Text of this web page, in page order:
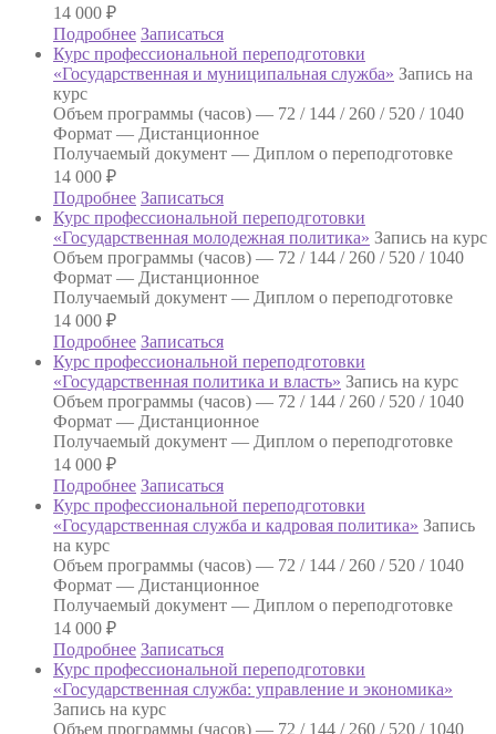
14 000 ₽
Подробнее Записаться
Курс профессиональной переподготовки
«Государственная и муниципальная служба» Запись на
курс
Объем программы (часов) — 72 / 144 / 260 / 520 / 1040
Формат — Дистанционное
Получаемый документ — Диплом о переподготовке
14 000 ₽
Подробнее Записаться
Курс профессиональной переподготовки
«Государственная молодежная политика» Запись на курс
Объем программы (часов) — 72 / 144 / 260 / 520 / 1040
Формат — Дистанционное
Получаемый документ — Диплом о переподготовке
14 000 ₽
Подробнее Записаться
Курс профессиональной переподготовки
«Государственная политика и власть» Запись на курс
Объем программы (часов) — 72 / 144 / 260 / 520 / 1040
Формат — Дистанционное
Получаемый документ — Диплом о переподготовке
14 000 ₽
Подробнее Записаться
Курс профессиональной переподготовки
«Государственная служба и кадровая политика» Запись
на курс
Объем программы (часов) — 72 / 144 / 260 / 520 / 1040
Формат — Дистанционное
Получаемый документ — Диплом о переподготовке
14 000 ₽
Подробнее Записаться
Курс профессиональной переподготовки
«Государственная служба: управление и экономика»
Запись на курс
Объем программы (часов) — 72 / 144 / 260 / 520 / 1040